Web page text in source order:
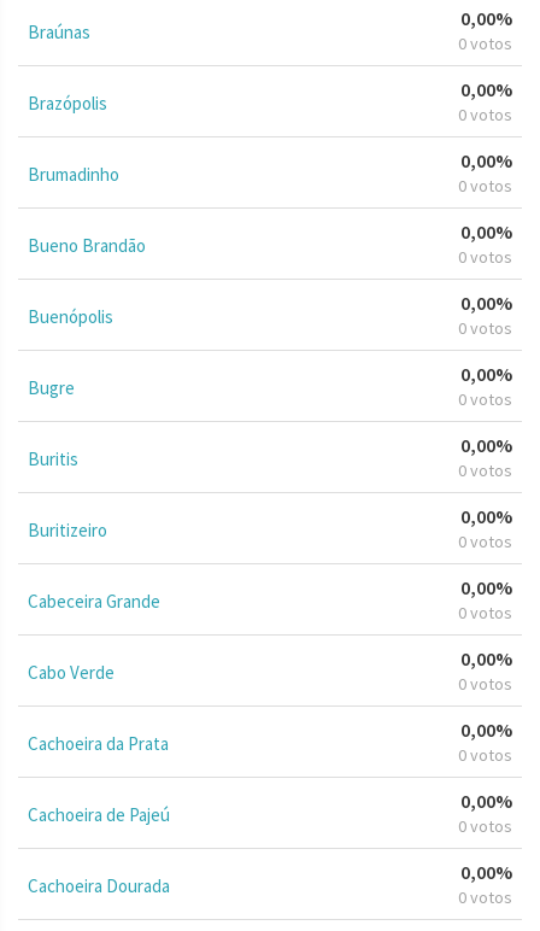
Braúnas
0,00%
0 votos
Brazópolis
0,00%
0 votos
Brumadinho
0,00%
0 votos
Bueno Brandão
0,00%
0 votos
Buenópolis
0,00%
0 votos
Bugre
0,00%
0 votos
Buritis
0,00%
0 votos
Buritizeiro
0,00%
0 votos
Cabeceira Grande
0,00%
0 votos
Cabo Verde
0,00%
0 votos
Cachoeira da Prata
0,00%
0 votos
Cachoeira de Pajeú
0,00%
0 votos
Cachoeira Dourada
0,00%
0 votos